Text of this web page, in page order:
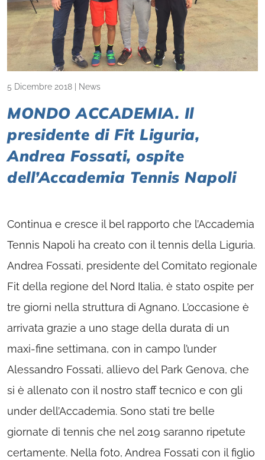
5 Dicembre 2018 News
MONDO ACCADEMIA. Il
presidente di Fit Liguria,
Andrea Fossati, ospite
dell’Accademia Tennis Napoli
Continua e cresce il bel rapporto che l’Accademia
Tennis Napoli ha creato con il tennis della Liguria.
Andrea Fossati, presidente del Comitato regionale
Fit della regione del Nord Italia, è stato ospite per
tre giorni nella struttura di Agnano. L’occasione è
arrivata grazie a uno stage della durata di un
maxi-fine settimana, con in campo l’under
Alessandro Fossati, allievo del Park Genova, che
si è allenato con il nostro staff tecnico e con gli
under dell’Accademia. Sono stati tre belle
giornate di tennis che nel 2019 saranno ripetute
certamente. Nella foto, Andrea Fossati con il figlio